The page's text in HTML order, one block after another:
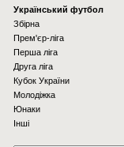
Українcький футбол
Збірна
Прем'єр-ліга
Перша ліга
Друга ліга
Кубок України
Молодіжка
Юнаки
Інші